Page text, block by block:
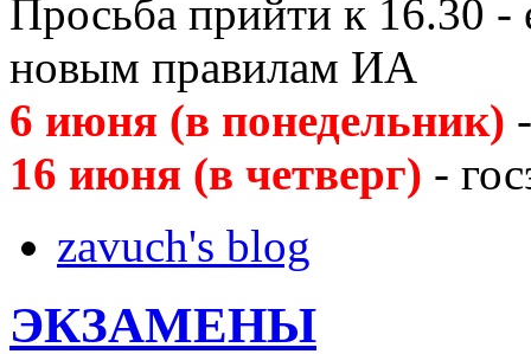
Просьба прийти к 16.30 -
новым правилам ИА
6 июня (в понедельник)
16 июня (в четверг) -
zavuch's blog
ЭКЗАМЕНЫ